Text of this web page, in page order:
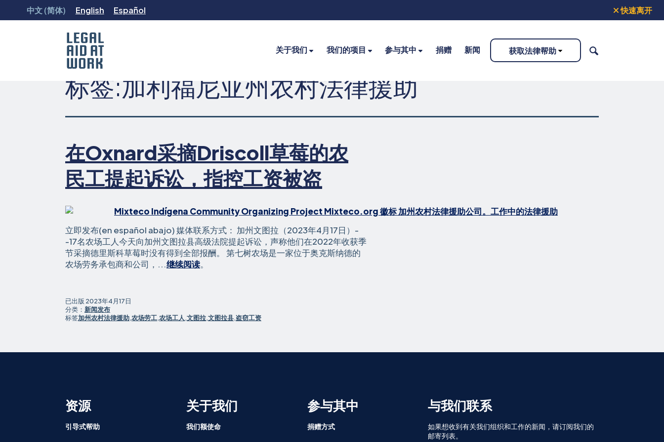
中文 (简体) English Español 快速离开
Legal
Aid
at
关于我们 我们的项目 参与其中 捐赠 新闻 获取法律帮助
搜
标签:加利福尼亚州农村法律援助
在Oxnard采摘Driscoll草莓的农
民工提起诉讼，指控工资被盗
立即发布(en español abajo) 媒体联系方式： 加州文图拉（2023年4月17日）-
-17名农场工人今天向加州文图拉县高级法院提起诉讼，声称他们在2022年收获季
节采摘德里斯科草莓时没有得到全部报酬。 第七树农场是一家位于奥克斯纳德的
农场劳务承包商和公司，...继续阅读在
德
德
草
莓
的
农
。
已出版 2023年4月17日
分类： 新闻发布
标签加州农村法律援助,农场劳工,农场工人 ,文图拉,文图拉县,盗窃工资
资源
引导式帮助
关于我们
我们额使命
参与其中
捐赠方式
与我们联系
如果想收到有关我们组织和工作的新闻，请订阅我们的
邮寄列表。